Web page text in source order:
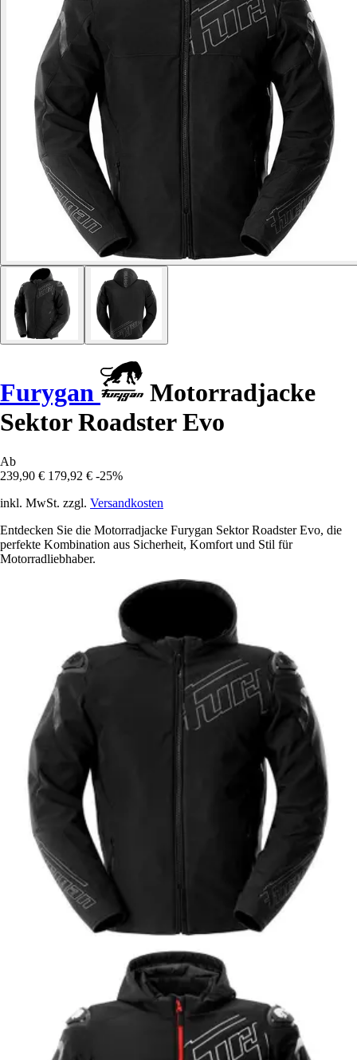
Furygan
Motorradjacke
Sektor Roadster Evo
Ab
239,90 € 179,92 € -25%
inkl. MwSt. zzgl. Versandkosten
Entdecken Sie die Motorradjacke Furygan Sektor Roadster Evo, die
perfekte Kombination aus Sicherheit, Komfort und Stil für
Motorradliebhaber.